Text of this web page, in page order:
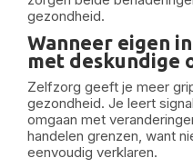
gezondheid.
Wanneer eigen
met deskundige
Zelfzorg geeft je meer
gezondheid. Je leert
omgaan met
handelen grenzen, want
eenvoudig verklaren.